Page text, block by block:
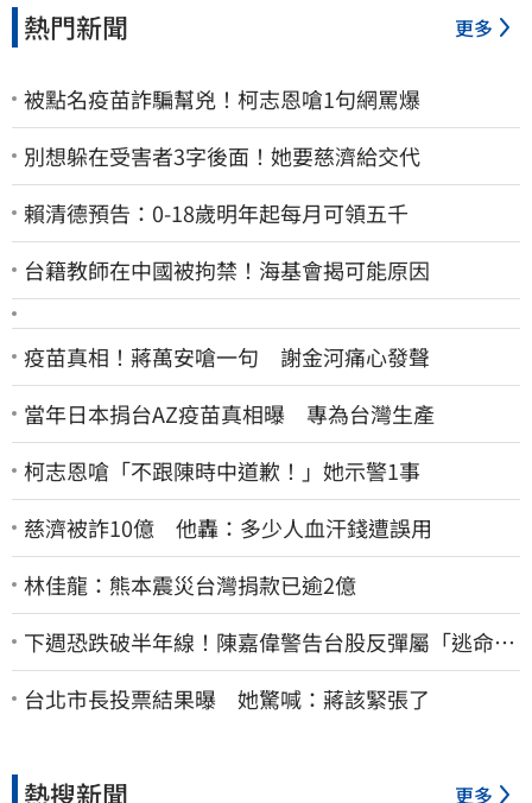
熱門新聞 更多
被點名疫苗詐騙幫兇！柯志恩嗆1句網罵爆
別想躲在受害者3字後面！她要慈濟給交代
賴清德預告：0-18歲明年起每月可領五千
台籍教師在中國被拘禁！海基會揭可能原因
疫苗真相！蔣萬安嗆一句 謝金河痛心發聲
當年日本捐台AZ疫苗真相曝 專為台灣生產
柯志恩嗆「不跟陳時中道歉！」她示警1事
慈濟被詐10億 他轟：多少人血汗錢遭誤用
林佳龍：熊本震災台灣捐款已逾2億
下週恐跌破半年線！陳嘉偉警告台股反彈屬「逃命
波」：空頭大屠殺剛開始
台北市長投票結果曝 她驚喊：蔣該緊張了
熱搜新聞 更多